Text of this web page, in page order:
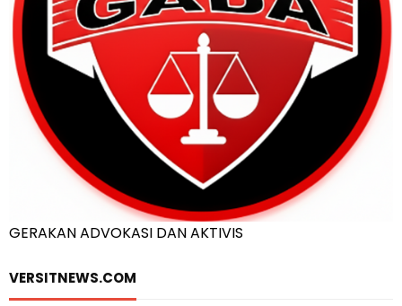
GERAKAN ADVOKASI DAN AKTIVIS
VERSITNEWS.COM